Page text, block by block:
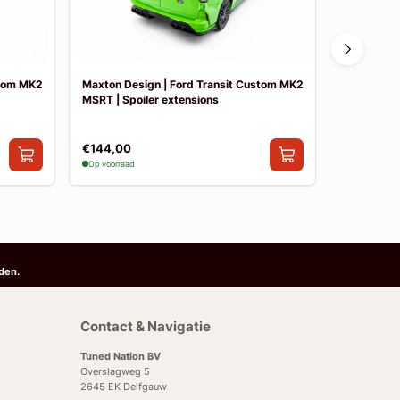
MK2
Maxton Design | Ford Transit Custom MK2
MSRT | Spoiler extensions
€144,00
Op voorraad
Contact & Navigatie
Tuned Nation BV
Overslagweg 5
2645 EK Delfgauw